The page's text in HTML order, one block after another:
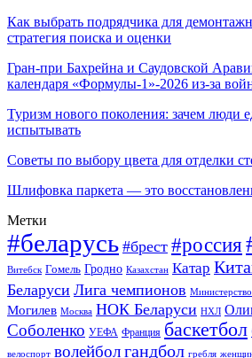
Как выбрать подрядчика для
стратегия поиска и оценки
Гран-при Бахрейна и Саудовской
календаря «Формулы-1»-2026 из-за
Туризм нового поколения: зачем люди
испытывать
Советы по выбору цвета для отделки
Шлифовка паркета — это
Метки
#беларусь #брест #россия
Витебск Гомель Гродно Казахстан Катар
Беларуси Лига чемпионов
Могилев Москва НОК Беларуси НХЛ
Соболенко УЕФА Франция баскетбол
велоспорт волейболгандбол гребля